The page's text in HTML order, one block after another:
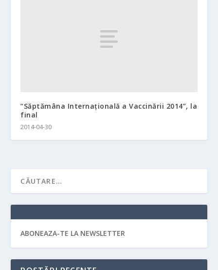
“Săptămâna Internațională a Vaccinării 2014”, la
final
2014-04-30
ABONEAZA-TE LA NEWSLETTER